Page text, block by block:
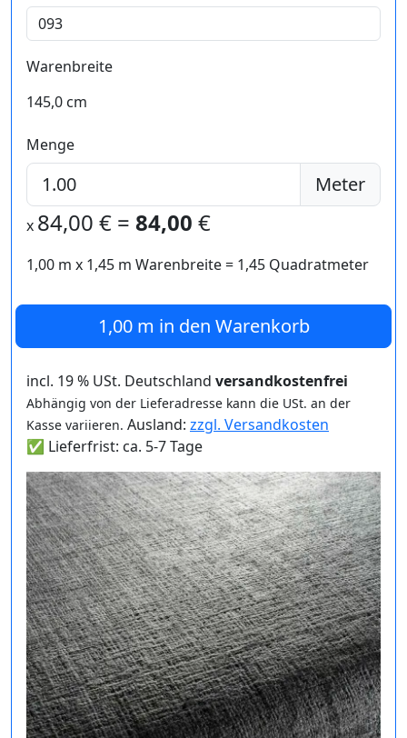
Warenbreite
145,0 cm
Menge
Meter
x 84,00 € = 84,00 €
1,00 m x 1,45 m Warenbreite = 1,45 Quadratmeter
1,00 m in den Warenkorb
incl. 19 % USt. Deutschland versandkostenfrei
Abhängig von der Lieferadresse kann die USt. an der
Kasse variieren. Ausland: zzgl. Versandkosten
✅ Lieferfrist: ca. 5-7 Tage